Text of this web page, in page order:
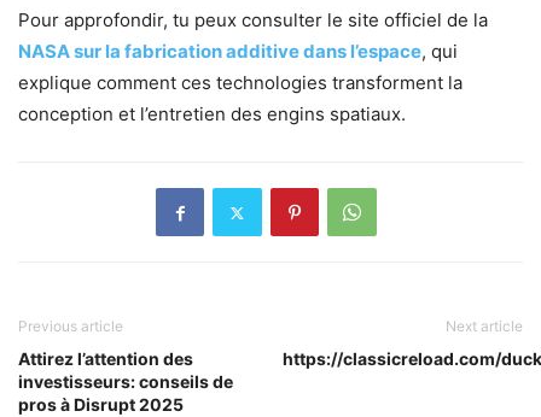
Pour approfondir, tu peux consulter le site officiel de la
NASA sur la fabrication additive dans l’espace, qui
explique comment ces technologies transforment la
conception et l’entretien des engins spatiaux.
Previous article
Attirez l’attention des
investisseurs: conseils de
pros à Disrupt 2025
Next article
https://classicreload.com/